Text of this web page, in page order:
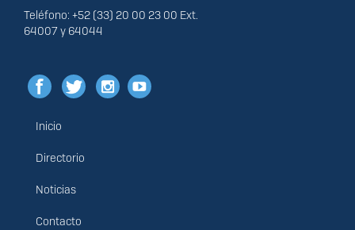
Teléfono: +52 (33) 20 00 23 00 Ext.
64007 y 64044
Menú
principal
Inicio
Directorio
Noticias
Contacto